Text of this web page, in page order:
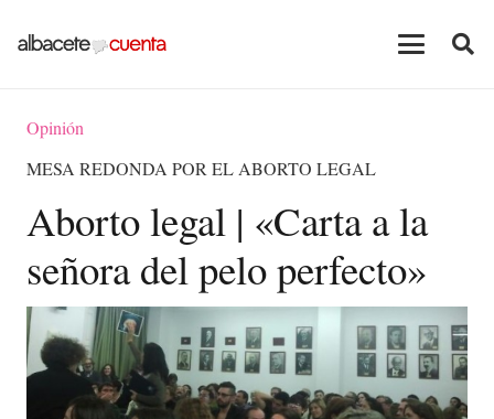
Opinión
MESA REDONDA POR EL ABORTO LEGAL
Aborto legal | «Carta a la
señora del pelo perfecto»